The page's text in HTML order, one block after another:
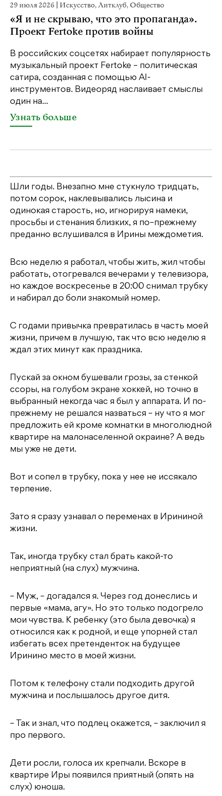
29 июля 2026 Искусство,Литклуб,Общество
«Я и не скрываю, что это пропаганда».
Проект Fertoke против войны
В российских соцсетях набирает популярность
музыкальный проект Fertoke – политическая
сатира, созданная с помощью AI-
инструментов. Видеоряд наслаивает смыслы
один на...
Узнать больше
Шли годы. Внезапно мне стукнуло тридцать,
потом сорок, наклевывались лысина и
одинокая старость, но, игнорируя намеки,
просьбы и стенания близких, я по–прежнему
преданно вслушивался в Ирины междометия.
Всю неделю я работал, чтобы жить, жил чтобы
работать, отогревался вечерами у телевизора,
но каждое воскресенье в 20:00 снимал трубку
и набирал до боли знакомый номер.
С годами привычка превратилась в часть моей
жизни, причем в лучшую, так что всю неделю я
ждал этих минут как праздника.
Пускай за окном бушевали грозы, за стенкой
ссоры, на голубом экране хоккей, но точно в
выбранный некогда час я был у аппарата. И по-
прежнему не решался назваться – ну что я мог
предложить ей кроме комнатки в многолюдной
квартире на малонаселенной окраине? А ведь
мы уже не дети.
Вот и сопел в трубку, пока у нее не иссякало
терпение.
Зато я сразу узнавал о переменах в Ирининой
жизни.
Так, иногда трубку стал брать какой-то
неприятный (на слух) мужчина.
– Муж, – догадался я. Через год донеслись и
первые «мама, агу». Но это только подогрело
мои чувства. К ребенку (это была девочка) я
относился как к родной, и еще упорней стал
избегать всех претенденток на будущее
Иринино место в моей жизни.
Потом к телефону стали подходить другой
мужчина и послышалось другое дитя.
– Так и знал, что подлец окажется, – заключил я
про первого.
Дети росли, голоса их крепчали. Вскоре в
квартире Иры появился приятный (опять на
слух) юноша.